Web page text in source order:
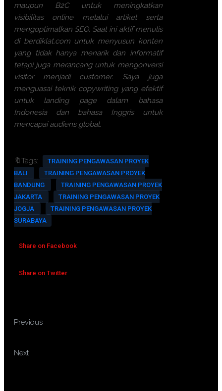
maupun B2C untuk meningkatkan
visibilitas online melalui artikel serta
mengoptimalkan SEO. Saat ini aktif menulis
di berdiklat.com untuk menyusun konten
yang tidak hanya menarik dan informatif
tetapi juga merancang untuk mengonversi
visitor menjadi customer. Saya juga
menguasai teknik copywriting yang efektif
untuk landing page dalam bahasa
Indonesia dan bahasa Inggris untuk
mencapai audiens global.
🔖Tags:
TRAINING PENGAWASAN PROYEK
BALI
TRAINING PENGAWASAN PROYEK
BANDUNG
TRAINING PENGAWASAN PROYEK
JAKARTA
TRAINING PENGAWASAN PROYEK
JOGJA
TRAINING PENGAWASAN PROYEK
SURABAYA
Share on Facebook
Share on Twitter
Previous
Next